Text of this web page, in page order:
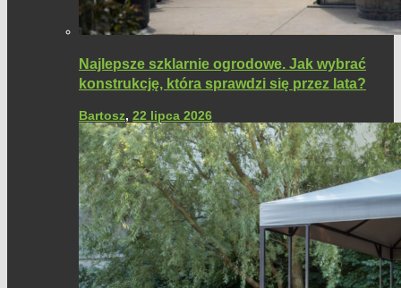
Najlepsze szklarnie ogrodowe. Jak wybrać
konstrukcję, która sprawdzi się przez lata?
Bartosz, 22 lipca 2026